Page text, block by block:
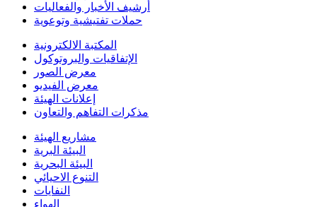
أرشيف الأخبار والفعاليات
حملات تفتيشية وتوعوية
المكتبة الالكترونية
الإتفاقيات والبروتوكول
معرض الصور
معرض الفيديو
إعلانات الهيئة
مذكرات التفاهم والتعاون
مشاريع الهيئة
البيئة البرية
البيئة البحرية
التنوع الاحيائي
النفايات
الهواء